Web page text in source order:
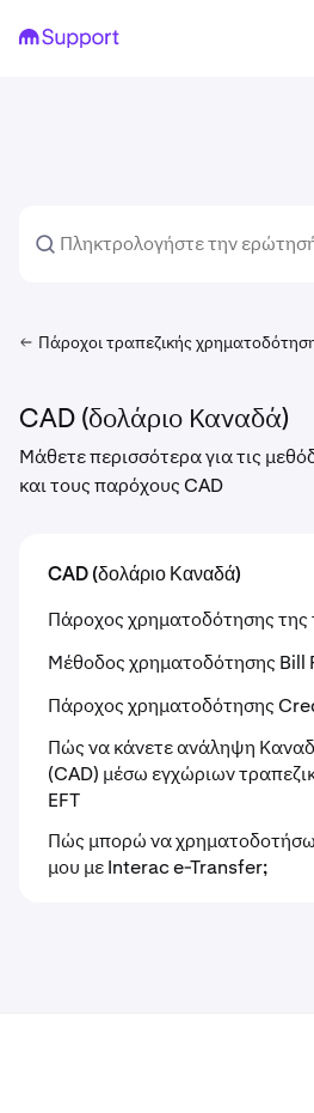
Πάροχοι τραπεζικής
CAD (δολάριο Καναδά)
Μάθετε περισσότερα για τις
και τους παρόχους CAD
CAD (δολάριο Καναδά)
Πάροχος χρηματοδότησης της
Μέθοδος χρηματοδότησης Bill
Πάροχος χρηματοδότησης
Πώς να κάνετε ανάληψη
(CAD) μέσω εγχώριων
EFT
Πώς μπορώ να
μου με Interac e-Transfer;